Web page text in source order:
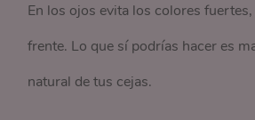
En los ojos evita los colores
frente. Lo que sí podrías hacer es
natural de tus cejas.